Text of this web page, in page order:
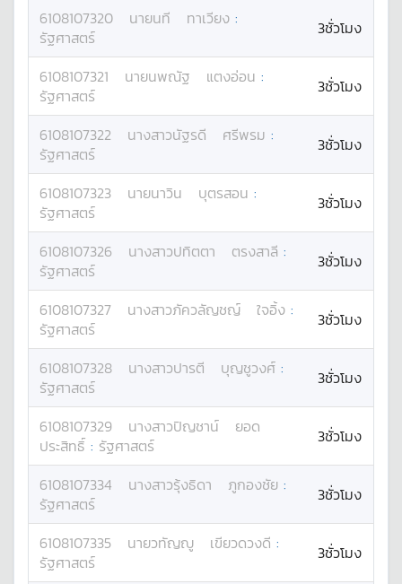
6108107320 นายนที ทาเวียง :
รัฐศาสตร์
3ชั่วโมง
6108107321 นายนพณัฐ แตงอ่อน :
รัฐศาสตร์
3ชั่วโมง
6108107322 นางสาวนัฐรดี ศรีพรม :
รัฐศาสตร์
3ชั่วโมง
6108107323 นายนาวิน บุตรสอน :
รัฐศาสตร์
3ชั่วโมง
6108107326 นางสาวปทิตตา ตรงสาลี :
รัฐศาสตร์
3ชั่วโมง
6108107327 นางสาวภัควลัญชญ์ ใจอิ้ง :
รัฐศาสตร์
3ชั่วโมง
6108107328 นางสาวปารตี บุญชูวงศ์ :
รัฐศาสตร์
3ชั่วโมง
6108107329 นางสาวปิญชาน์
ยอด
ประสิทธิ์ : รัฐศาสตร์ 3ชั่วโมง
6108107334 นางสาวรุ้งธิดา ภูกองชัย :
รัฐศาสตร์
3ชั่วโมง
6108107335 นายวทัญญู เขียวดวงดี :
รัฐศาสตร์
3ชั่วโมง